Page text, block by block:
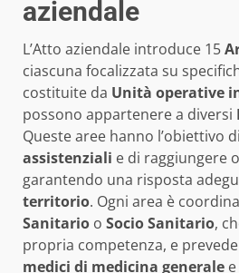
aziendale
L’Atto aziendale introduce 15
ciascuna focalizzata su
costituite da Unità operative
possono appartenere a diversi
Queste aree hanno l’obiettivo
assistenziali e di raggiungere
garantendo una risposta
territorio. Ogni area è
Sanitario o Socio Sanitario,
propria competenza, e
medici di medicina generale e